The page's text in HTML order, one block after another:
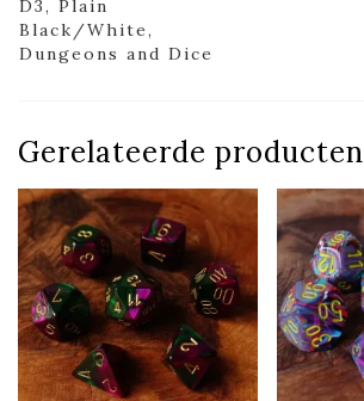
D3, Plain
Black/White,
Dungeons and Dice
Gerelateerde producten